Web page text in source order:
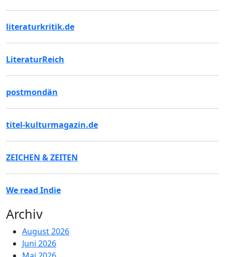
literaturkritik.de
LiteraturReich
postmondän
titel-kulturmagazin.de
ZEICHEN & ZEITEN
We read Indie
Archiv
August 2026
Juni 2026